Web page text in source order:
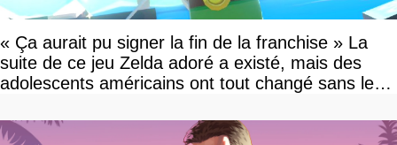
« Ça aurait pu signer la fin de la franchise » La
suite de ce jeu Zelda adoré a existé, mais des
adolescents américains ont tout changé sans le